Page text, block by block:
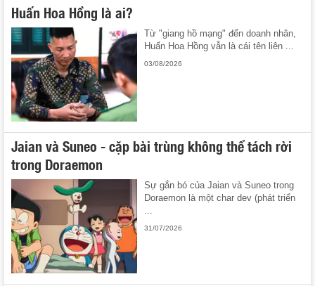
Huấn Hoa Hồng là ai?
Từ "giang hồ mạng" đến doanh nhân,
Huấn Hoa Hồng vẫn là cái tên liên ...
03/08/2026
Jaian và Suneo - cặp bài trùng không thể tách rời
trong Doraemon
Sự gắn bó của Jaian và Suneo trong
Doraemon là một char dev (phát triển
...
31/07/2026